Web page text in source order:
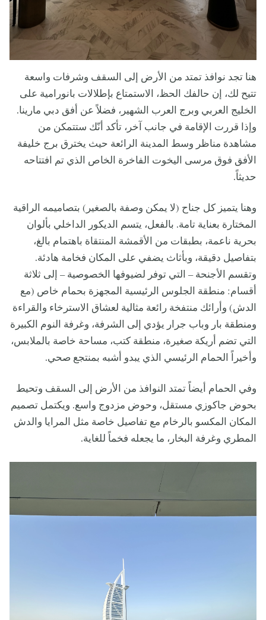
هنا تجد نوافذ تمتد من الأرض إلى السقف وشرفات واسعة
تتيح لك، إن حالفك الحظ، الاستمتاع بإطلالات بانورامية على
الخليج العربي وبرج العرب الشهير، فضلاً عن أفق دبي مارينا.
وإذا قررت الإقامة في جانب آخر، تأكد أنّك ستتمكن من
مشاهدة مناظر وسط المدينة الرائعة حيث يخترق برج خليفة
الأفق فوق مرسى اليخوت الفاخرة الخاص الذي تم افتتاحه
حديثاً.
وهنا يتميز كل جناح (لا يمكن وصفة بالصغير) بتصاميمه الراقية
المختارة بعناية تامة. بالفعل، يتسم الديكور الداخلي بألوان
بحرية ناعمة، بطبقات من الأقمشة المنتقاة باهتمام بالغ،
بتفاصيل دقيقة، وبأثاث يضفي على المكان فخامة هادئة.
وتقسم الأجنحة – التي توفر لضيوفها الخصوصية – إلى ثلاثة
أقسام: منطقة الجلوس الرئيسية المجهزة بحمام خاص (مع
الدش) وأرائك منتفخة رائعة مثالية لعشاق الاسترخاء والقراءة
ومنطقة بار وباب جرار يؤدي إلى الشرفة، وغرفة النوم الكبيرة
التي تضم أريكة صغيرة، منطقة كتب، مساحة خاصة بالملابس،
وأخيراً الحمام الرئيسي الذي يبدو أشبه بمنتجع صحي.
وفي الحمام أيضاً تمتد النوافذ من الأرض إلى السقف وتحيط
بحوض جاكوزي مستقل، وحوض مزدوج واسع. ويكتمل تصميم
المكان المكسو بالرخام مع تفاصيل خاصة مثل المرايا والدش
المطري وغرفة البخار، ما يجعله فخماً للغاية.